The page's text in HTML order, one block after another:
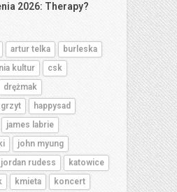
2026: Therapy?
artur telka
burleska
kultur
csk
drężmak
happysad
james labrie
john myung
jordan rudess
katowice
kmieta
koncert